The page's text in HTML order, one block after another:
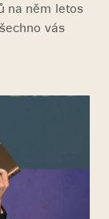
na něm letos
vás